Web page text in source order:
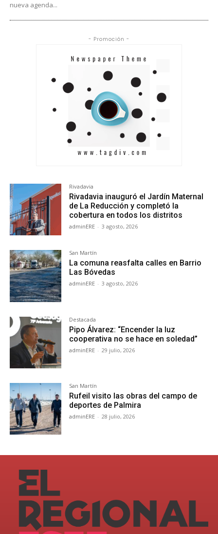
nueva agenda...
- Promoción -
Rivadavia
Rivadavia inauguró el Jardín Maternal
de La Reducción y completó la
cobertura en todos los distritos
adminERE - 3 agosto, 2026
San Martín
La comuna reasfalta calles en Barrio
Las Bóvedas
adminERE - 3 agosto, 2026
Destacada
Pipo Álvarez: “Encender la luz
cooperativa no se hace en soledad”
adminERE - 29 julio, 2026
San Martín
Rufeil visito las obras del campo de
deportes de Palmira
adminERE - 28 julio, 2026